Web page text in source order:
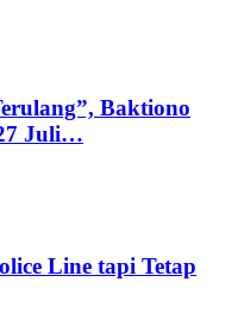
Baktiono
Juli…
Line tapi Tetap